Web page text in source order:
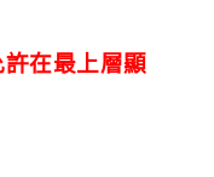
在最上層顯